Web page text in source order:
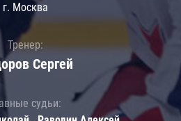
г. Москва
Тренер:
Сергей
судьи: